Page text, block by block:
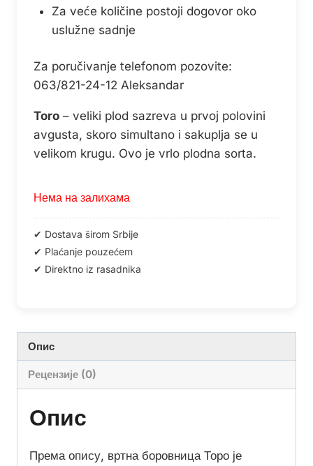
Za veće količine postoji dogovor oko
uslužne sadnje
Za poručivanje telefonom pozovite:
063/821-24-12 Aleksandar
Toro – veliki plod sazreva u prvoj polovini
avgusta, skoro simultano i sakuplja se u
velikom krugu. Ovo je vrlo plodna sorta.
Нема на залихама
Опис
Рецензије (0)
Опис
Према опису, вртна боровница Торо је